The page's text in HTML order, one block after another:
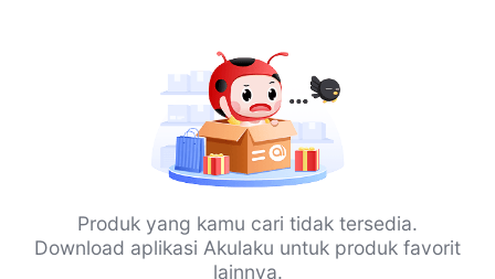
Produk yang kamu cari tidak tersedia.
Download aplikasi Akulaku untuk produk favorit
lainnya.